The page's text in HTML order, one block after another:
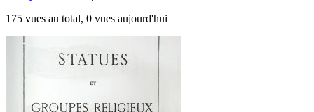
175 vues au total, 0 vues aujourd'hui